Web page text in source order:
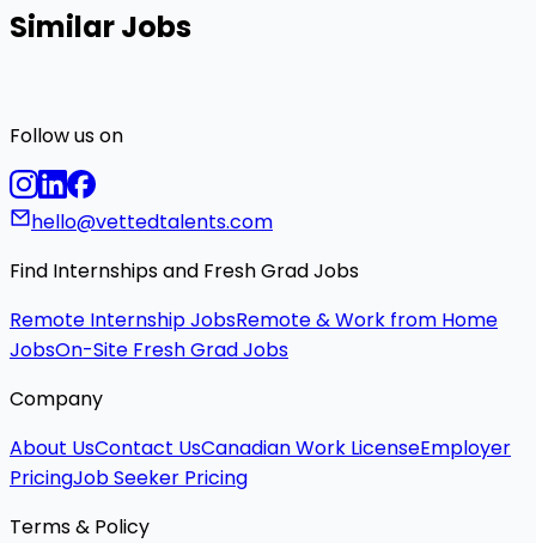
Similar Jobs
Follow us on
hello@vettedtalents.com
Find Internships and Fresh Grad Jobs
Remote Internship JobsRemote & Work from Home
JobsOn-Site Fresh Grad Jobs
Company
About UsContact UsCanadian Work LicenseEmployer
PricingJob Seeker Pricing
Terms & Policy